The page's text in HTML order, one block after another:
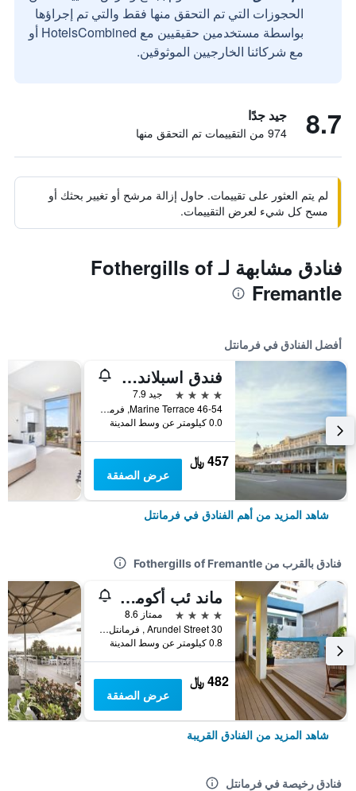
الحجوزات التي تم التحقق منها فقط والتي تم إجراؤها
بواسطة مستخدمين حقيقيين مع HotelsCombined أو
مع شركائنا الخارجيين الموثوقين.
8.7 جيد جدًا
974 من التقييمات تم التحقق منها
لم يتم العثور على تقييمات. حاول إزالة مرشح أو تغيير بحثك أو
مسح كل شيء لعرض التقييمات.
فنادق مشابهة لـ Fothergills of
Fremantle
أفضل الفنادق في فرمانتل
فندق اسبلاندا فريمانتل - باي ريدجز
4 نجوم
جيد 7.9
46-54 Marine Terrace, فرمانتل, WA, أستراليا
0.0 كيلومتر عن وسط المدينة
457 ﷼
عرض الصفقة
شاهد المزيد من أهم الفنادق في فرمانتل
فنادق بالقرب من Fothergills of Fremantle
ماند ئب أكوموديشن
4 نجوم
ممتاز 8.6
30 Arundel Street , فرمانتل, WA, أستراليا
0.8 كيلومتر عن وسط المدينة
482 ﷼
عرض الصفقة
شاهد المزيد من الفنادق القريبة
فنادق رخيصة في فرمانتل